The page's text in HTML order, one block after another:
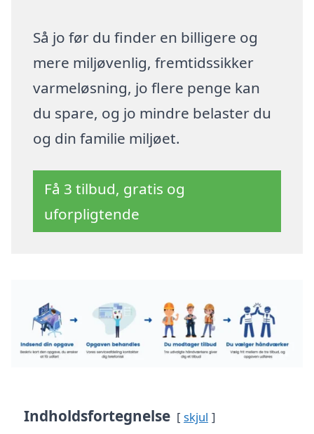
Så jo før du finder en billigere og
mere miljøvenlig, fremtidssikker
varmeløsning, jo flere penge kan
du spare, og jo mindre belaster du
og din familie miljøet.
Få 3 tilbud, gratis og
uforpligtende
Indholdsfortegnelse skjul